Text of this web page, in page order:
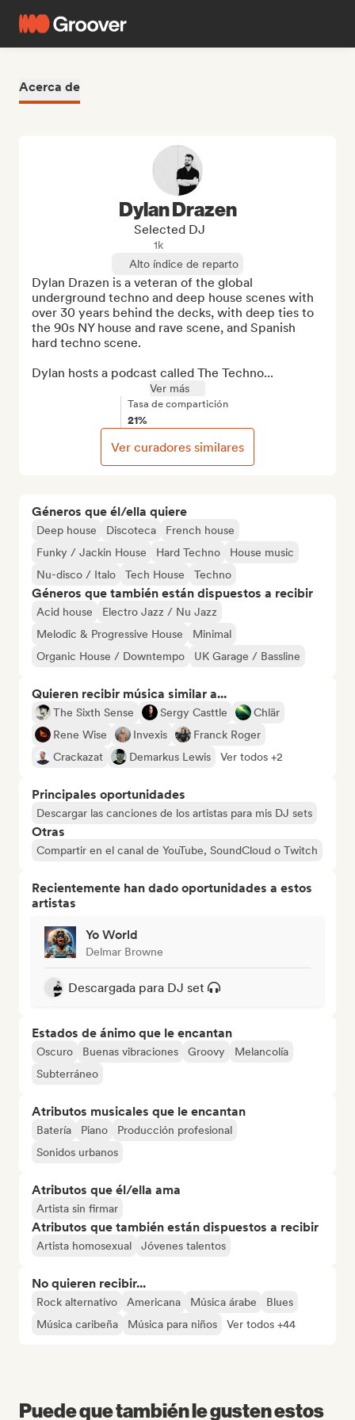
Acerca de
Géneros que él/ella quiere
Deep house Discoteca
French house
Funky / Jackin House
Hard Techno
House music
Nu-disco / Italo
Tech House Techno
Géneros que también están dispuestos a recibir
Acid house
Electro Jazz / Nu Jazz
Melodic & Progressive House
Minimal
Organic House / Downtempo
UK Garage / Bassline
Quieren recibir música similar a...
The Sixth Sense Sergy Casttle
Chlär
Rene Wise
Invexis
Franck Roger
Crackazat
Demarkus Lewis Ver todos +2
Principales oportunidades
Descargar las canciones de los artistas para mis DJ sets
Otras
Compartir en el canal de YouTube, SoundCloud o Twitch
Recientemente han dado oportunidades a estos
artistas
Yo World
Delmar Browne
Descargada para DJ set
Estados de ánimo que le encantan
Oscuro Buenas vibraciones Groovy
Melancolía
Subterráneo
Atributos musicales que le encantan
Batería Piano
Producción profesional
Sonidos urbanos
Atributos que él/ella ama
Artista sin firmar
Atributos que también están dispuestos a recibir
Artista homosexual Jóvenes talentos
No quieren recibir...
Rock alternativo Americana Música árabe
Blues
Música caribeña
Música para niños Ver todos +44
Dylan Drazen
Selected DJ
1k
Alto índice de reparto
Dylan Drazen is a veteran of the global
underground techno and deep house scenes with
over 30 years behind the decks, with deep ties to
the 90s NY house and rave scene, and Spanish
hard techno scene.
Dylan hosts a podcast called The Techno...
Ver más
Tasa de compartición
21%
Ver curadores similares
Puede que también le gusten estos